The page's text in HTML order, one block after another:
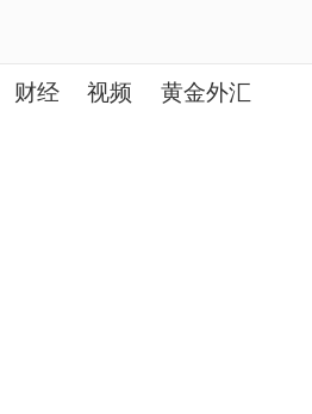
财经 视频 黄金外汇